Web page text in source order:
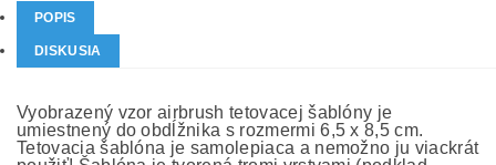
POPIS
DISKUSIA
Vyobrazený vzor airbrush tetovacej šablóny je
umiestnený do obdĺžnika s rozmermi 6,5 x 8,5 cm.
Tetovacia šablóna je samolepiaca a nemožno ju viackrát